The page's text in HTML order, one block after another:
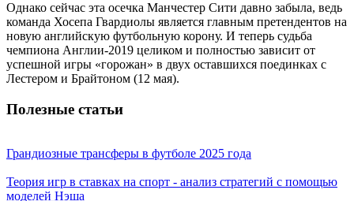
Однако сейчас эта осечка Манчестер Сити давно забыла, ведь
команда Хосепа Гвардиолы является главным претендентов на
новую английскую футбольную корону. И теперь судьба
чемпиона Англии-2019 целиком и полностью зависит от
успешной игры «горожан» в двух оставшихся поединках с
Лестером и Брайтоном (12 мая).
Полезные статьи
Грандиозные трансферы в футболе 2025 года
Теория игр в ставках на спорт - анализ стратегий с помощью
моделей Нэша